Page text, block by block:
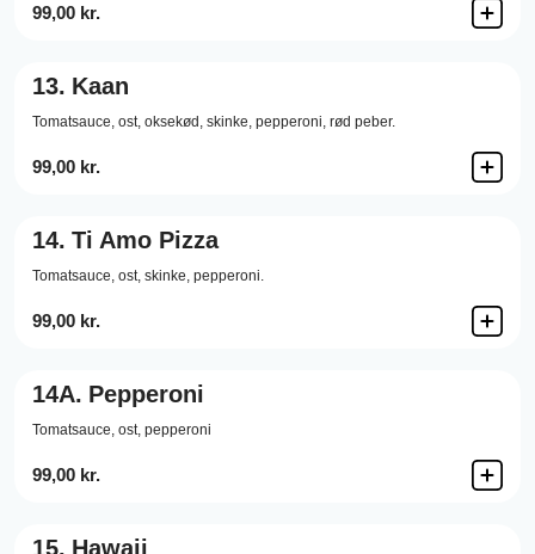
99,00 kr.
13. Kaan
Tomatsauce, ost, oksekød, skinke, pepperoni, rød peber.
99,00 kr.
14. Ti Amo Pizza
Tomatsauce, ost, skinke, pepperoni.
99,00 kr.
14A. Pepperoni
Tomatsauce, ost, pepperoni
99,00 kr.
15. Hawaii